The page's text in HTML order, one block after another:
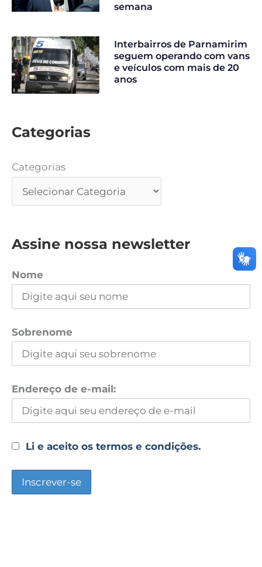
semana
Interbairros de Parnamirim
seguem operando com vans
e veículos com mais de 20
anos
Categorias
Categorias
Assine nossa newsletter
Nome
Sobrenome
Endereço de e-mail:
Li e aceito os termos e condições.